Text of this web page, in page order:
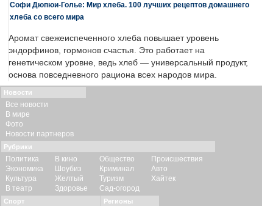
Софи Дюпюи-Голье: Мир хлеба. 100 лучших рецептов домашнего
хлеба со всего мира
Аромат свежеиспеченного хлеба повышает уровень
эндорфинов, гормонов счастья. Это работает на
генетическом уровне, ведь хлеб — универсальный продукт,
основа повседневного рациона всех народов мира.
Новости
Все новости
В мире
Фото
Новости партнеров
Рубрики
Политика
Экономика
Культура
В театр
В кино
Шоубиз
Желтый
Здоровье
Общество
Криминал
Туризм
Сад-огород
Происшествия
Авто
Хайтек
Спорт Регионы